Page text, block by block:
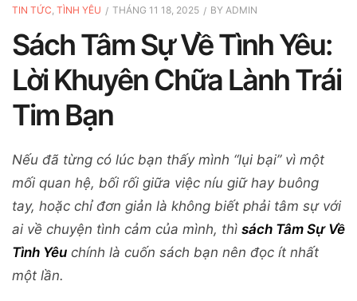
TIN TỨC, TÌNH YÊU THÁNG 11 18, 2025 BY ADMIN
Sách Tâm Sự Về Tình Yêu:
Lời Khuyên Chữa Lành Trái
Tim Bạn
Nếu đã từng có lúc bạn thấy mình “lụi bại” vì một
mối quan hệ, bối rối giữa việc níu giữ hay buông
tay, hoặc chỉ đơn giản là không biết phải tâm sự với
ai về chuyện tình cảm của mình, thì sách Tâm Sự Về
Tình Yêu chính là cuốn sách bạn nên đọc ít nhất
một lần.